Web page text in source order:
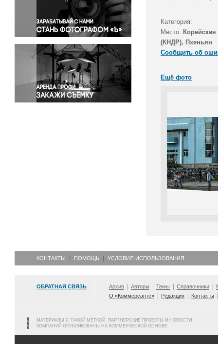
Правосудие
Происшествия и конфликты
Религия
Светская жизнь
Спорт
Экология
Экономика и бизнес
Категория:
Место:
(КНДР), Пхеньян
Сообщить об
Ещё фото
КОНТАКТЫ ПОМОЩЬ УСЛОВИЯ ИСПОЛЬЗОВАНИЯ
ОБРАТНАЯ СВЯЗЬ Архив Авторы Темы Справочники
О «Коммерсанте»
Редакция Контакты
МАТЕРИАЛЫ С ТАКОЙ МЕТКОЙ, ПАРТНЕРСКИЕ ПРОЕКТЫ И НОВОСТИ
КОМПАНИЙ ОПУБЛИКОВАНЫ НА КОММЕРЧЕСКОЙ ОСНОВЕ